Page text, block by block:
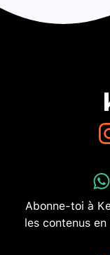
Abonne-toi à
les contenus